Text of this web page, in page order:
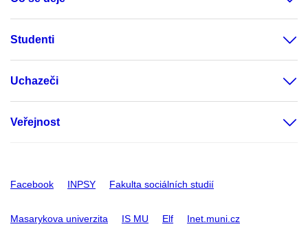
Studenti
Uchazeči
Veřejnost
Facebook INPSY Fakulta sociálních studií
Masarykova univerzita IS MU Elf Inet.muni.cz